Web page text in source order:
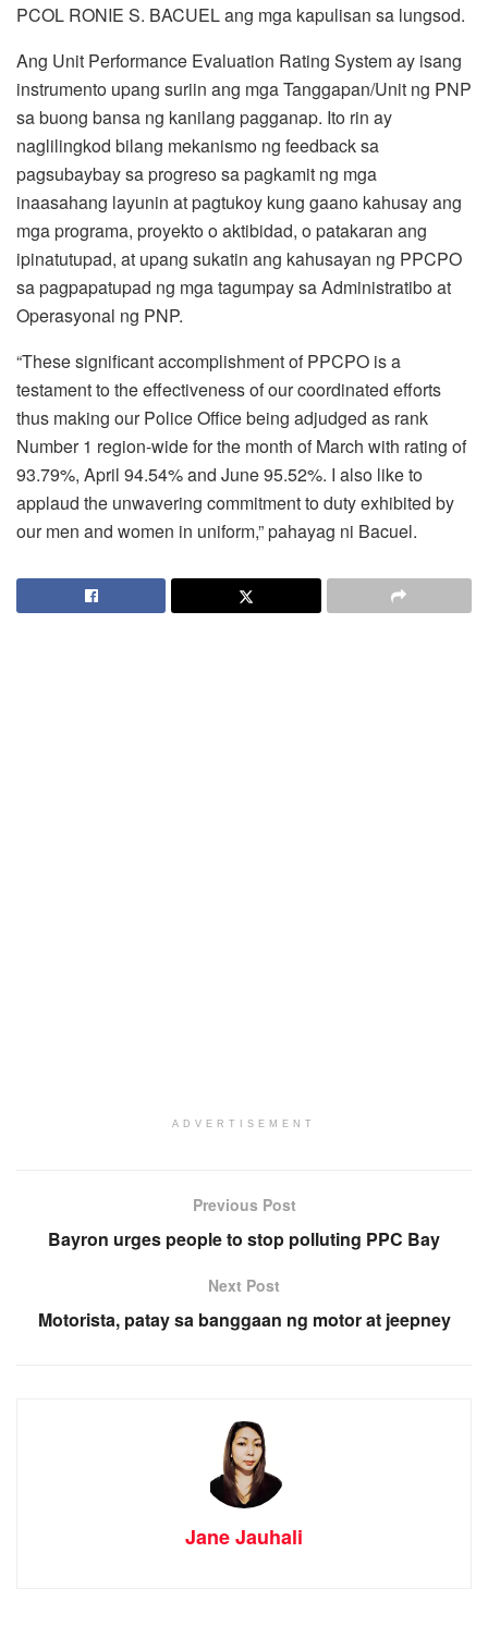
PCOL RONIE S. BACUEL ang mga kapulisan sa lungsod.
Ang Unit Performance Evaluation Rating System ay isang
instrumento upang suriin ang mga Tanggapan/Unit ng PNP
sa buong bansa ng kanilang pagganap. Ito rin ay
naglilingkod bilang mekanismo ng feedback sa
pagsubaybay sa progreso sa pagkamit ng mga
inaasahang layunin at pagtukoy kung gaano kahusay ang
mga programa, proyekto o aktibidad, o patakaran ang
ipinatutupad, at upang sukatin ang kahusayan ng PPCPO
sa pagpapatupad ng mga tagumpay sa Administratibo at
Operasyonal ng PNP.
“These significant accomplishment of PPCPO is a
testament to the effectiveness of our coordinated efforts
thus making our Police Office being adjudged as rank
Number 1 region-wide for the month of March with rating of
93.79%, April 94.54% and June 95.52%. I also like to
applaud the unwavering commitment to duty exhibited by
our men and women in uniform,” pahayag ni Bacuel.
ADVERTISEMENT
Previous Post
Bayron urges people to stop polluting PPC Bay
Next Post
Motorista, patay sa banggaan ng motor at jeepney
Jane Jauhali